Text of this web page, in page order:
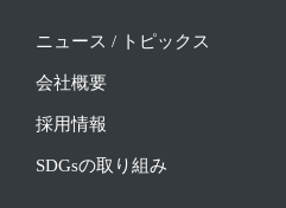
ニュース / トピックス
会社概要
採用情報
SDGsの取り組み